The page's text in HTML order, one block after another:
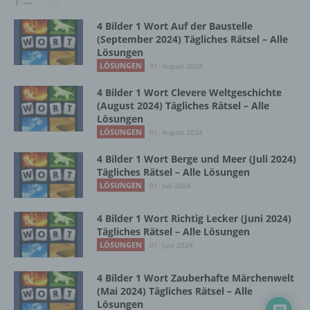
4 Bilder 1 Wort Auf der Baustelle
(September 2024) Tägliches Rätsel – Alle
Lösungen
LÖSUNGEN 31. August 2024
4 Bilder 1 Wort Clevere Weltgeschichte
(August 2024) Tägliches Rätsel – Alle
Lösungen
LÖSUNGEN 01. August 2024
4 Bilder 1 Wort Berge und Meer (Juli 2024)
Tägliches Rätsel – Alle Lösungen
LÖSUNGEN 01. Juli 2024
4 Bilder 1 Wort Richtig Lecker (Juni 2024)
Tägliches Rätsel – Alle Lösungen
LÖSUNGEN 01. Juni 2024
4 Bilder 1 Wort Zauberhafte Märchenwelt
(Mai 2024) Tägliches Rätsel – Alle
Lösungen
Daten wie das Erheben, das Erfassen, die
Organisation, das Ordnen, die Speicherung,
die Anpassung oder Veränderung, das
Auslesen, das Abfragen, die Verwendung,
Verbreitung oder eine andere Form der
Bereitstellung, den Abgleich oder die
Verknüpfung, die Einschränkung, das
Löschen oder die Vernichtung.
d) Einschränkung der Verarbeitung
Einschränkung der Verarbeitung ist die
Markierung gespeicherter
personenbezogener Daten mit dem Ziel, ihre
künftige Verarbeitung einzuschränken.
e) Profiling